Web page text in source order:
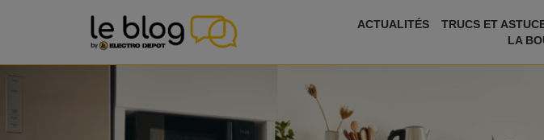
ACTUALITÉS TRUCS ET
LA